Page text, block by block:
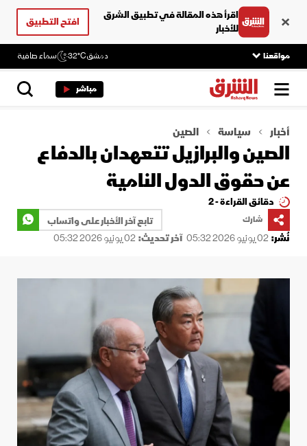
اقرأ هذه المقالة في تطبيق الشرق
للأخبار
افتح التطبيق
مواقعنا دمشق32°C سماء صافية
مباشر
أخبار سياسة الصين
الصين والبرازيل تتعهدان بالدفاع
عن حقوق الدول النامية
دقائق القراءة - 2
شارك
تابع آخر الأخبار على واتساب
نُشر:02 يونيو 2026 05:32 آخر تحديث:02 يونيو 2026 05:32